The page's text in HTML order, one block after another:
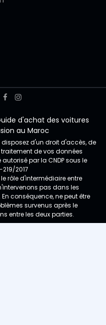
d'achat des voitures
au Maroc
d'un droit d'accès, de
de vos données
par la CNDP sous le
2017
le rôle d'intermédiaire entre
pas dans les
conséquence, ne peut être
survenus après le
entre les deux parties.